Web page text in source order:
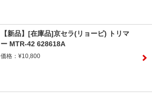
【新品】[在庫品]京セラ(リョービ) トリマ
ー MTR-42 628618A
価格：¥10,800